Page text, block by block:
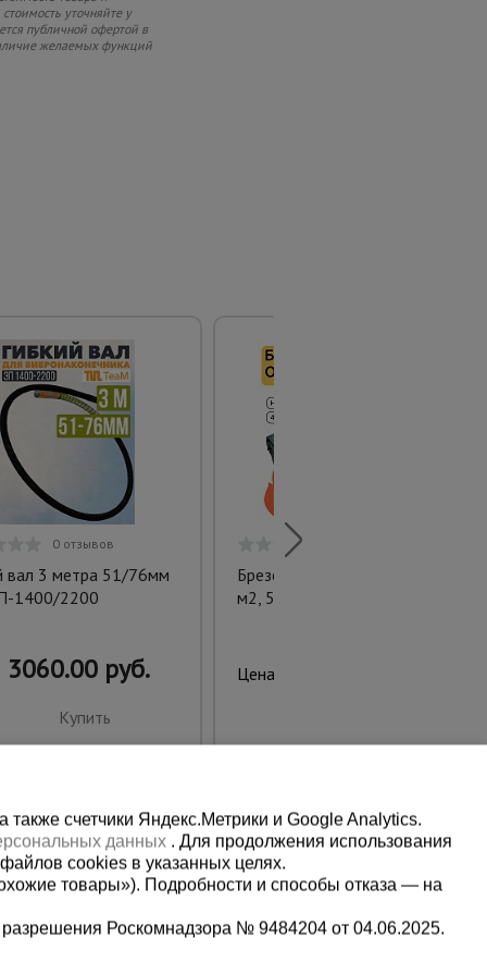
уточняйте у
публичной офертой в
желаемых функций
0 отзывов
вал 3 метра 51/76мм
1400/2200
3060.00 руб.
Купить
Брезент огнеупорный 460 г/
м2, 5х6 м
Цена:
счетчики Яндекс.Метрики и Google Analytics.
данных . Для продолжения использования
cookies в указанных целях.
товары»). Подробности и способы отказа — на
Роскомнадзора № 9484204 от 04.06.2025.